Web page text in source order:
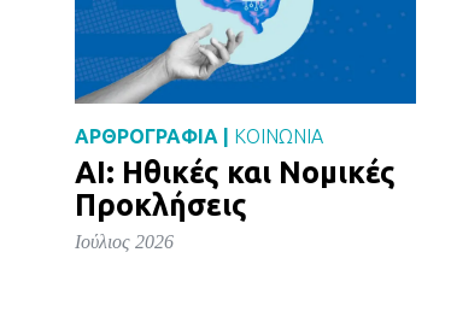
ΑΡΘΡΟΓΡΑΦΙΑ | ΚΟΙΝΩΝΙΑ
AI: Ηθικές και Νομικές
Προκλήσεις
Ιούλιος 2026